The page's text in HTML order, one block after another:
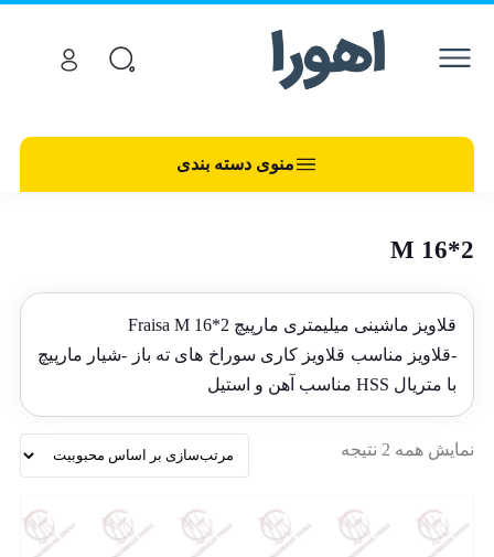
منوی دسته بندی
M 16*2
قلاویز ماشینی میلیمتری مارپیچ Fraisa M 16*2
-قلاویز مناسب قلاویز کاری سوراخ های ته باز -شیار مارپیچ
با متریال HSS مناسب آهن و استیل
نمایش همه 2 نتیجه